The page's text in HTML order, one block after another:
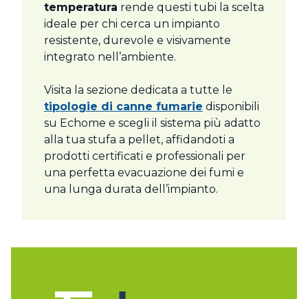
temperatura rende questi tubi la scelta
ideale per chi cerca un impianto
resistente, durevole e visivamente
integrato nell’ambiente.
Visita la sezione dedicata a tutte le
tipologie di canne fumarie disponibili
su Echome e scegli il sistema più adatto
alla tua stufa a pellet, affidandoti a
prodotti certificati e professionali per
una perfetta evacuazione dei fumi e
una lunga durata dell’impianto.